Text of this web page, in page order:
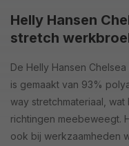
Helly Hansen
stretch
De Helly Hansen
is gemaakt van 93%
way stretchmateriaal,
richtingen meebeweegt.
ook bij werkzaamheden